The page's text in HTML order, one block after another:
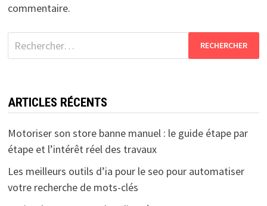
commentaire.
Rechercher :
ARTICLES RÉCENTS
Motoriser son store banne manuel : le guide étape par
étape et l’intérêt réel des travaux
Les meilleurs outils d’ia pour le seo pour automatiser
votre recherche de mots-clés